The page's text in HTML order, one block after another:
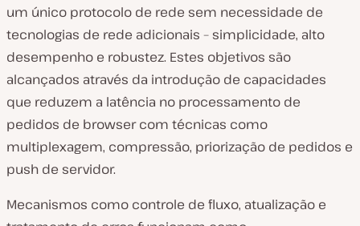
um único protocolo de rede sem necessidade de
tecnologias de rede adicionais – simplicidade, alto
desempenho e robustez. Estes objetivos são
alcançados através da introdução de capacidades
que reduzem a latência no processamento de
pedidos de browser com técnicas como
multiplexagem, compressão, priorização de pedidos e
push de servidor.
Mecanismos como controle de fluxo, atualização e